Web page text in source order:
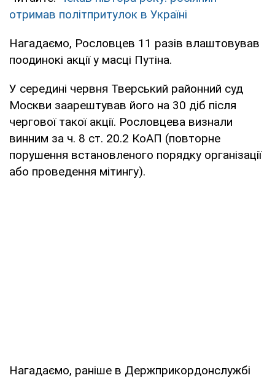
отримав політпритулок в Україні
Нагадаємо, Рословцев 11 разів влаштовував
поодинокі акції у масці Путіна.
У середині червня Тверський районний суд
Москви заарештував його на 30 діб після
чергової такої акції. Рословцева визнали
винним за ч. 8 ст. 20.2 КоАП (повторне
порушення встановленого порядку організації
або проведення мітингу).
Нагадаємо, раніше в Держприкордонслужбі